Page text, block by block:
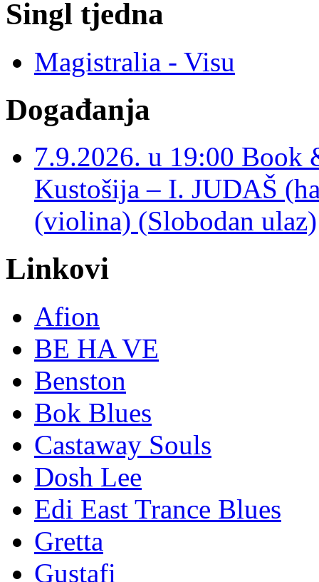
Singl tjedna
Magistralia - Visu
Događanja
7.9.2026. u 19:00 Book
Kustošija – I. JUDAŠ
(violina) (Slobodan ulaz)
Linkovi
Afion
BE HA VE
Benston
Bok Blues
Castaway Souls
Dosh Lee
Edi East Trance Blues
Gretta
Gustafi